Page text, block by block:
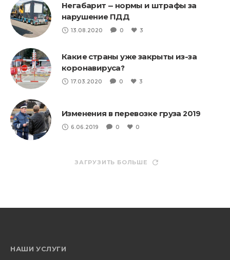
Негабарит — нормы и штрафы за
нарушение ПДД
13.08.2020 0 3
Какие страны уже закрыты из-за
коронавируса?
17.03.2020 0 3
Изменения в перевозке груза 2019
6.06.2019 0 0
ЗАГРУЗИТЬ БОЛЬШЕ
НАШИ УСЛУГИ